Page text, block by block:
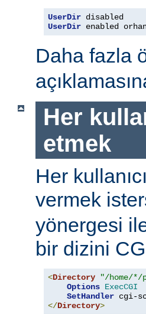
UserDir
UserDir enabled
Daha fazla
Her
etmek
Her
vermek
yönergesi
bir dizini
<Directory "/home/
Options ExecCGI
SetHandler
</Directory>